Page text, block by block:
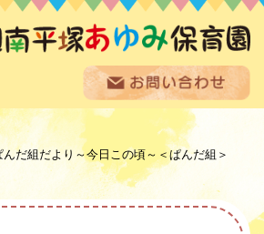
んだ組だより～今日この頃～＜ぱんだ組＞